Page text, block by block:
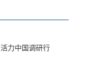
活力中国调研行